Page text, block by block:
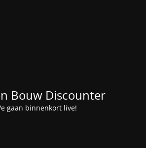
Bouw Discounter
gaan binnenkort live!